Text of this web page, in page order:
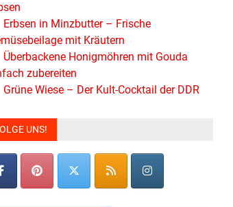
Erbsen in Minzbutter – Frische
mit Kräutern
Überbackene Honigmöhren mit Gouda
zubereiten
Grüne Wiese – Der Kult-Cocktail der DDR
UNS!